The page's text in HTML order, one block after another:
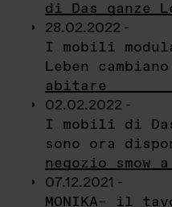
di Das ganze
28.02.2022 -
I mobili
Leben
abitare
02.02.2022 -
I mobili di
sono ora
negozio smow
07.12.2021 -
MONIKA– il